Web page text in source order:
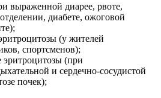
выраженной диарее, рвоте,
диабете, ожоговой
(у жителей
спортсменов);
эритроцитозы (при
и сердечно-сосудистой
почек);